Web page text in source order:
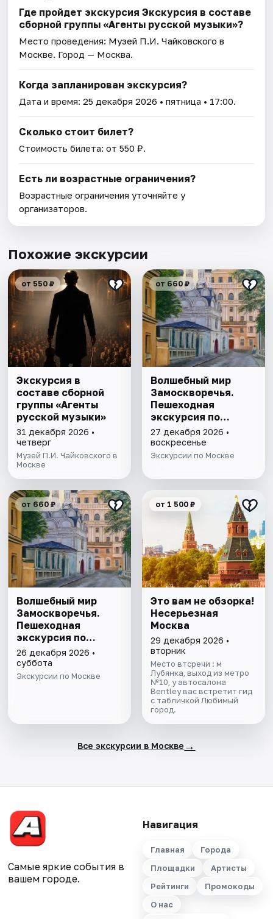
Где пройдет экскурсия Экскурсия в составе
сборной группы «Агенты русской музыки»?
Место проведения: Музей П.И. Чайковского в
Москве. Город — Москва.
Когда запланирован экскурсия?
Дата и время:25 декабря 2026 • пятница • 17:00.
Сколько стоит билет?
Стоимость билета: от 550 ₽.
Есть ли возрастные ограничения?
Возрастные ограничения уточняйте у
организаторов.
Похожие экскурсии
от 550 ₽
Экскурсия в
составе сборной
группы «Агенты
русской музыки»
31 декабря 2026 •
четверг
Музей П.И. Чайковского в
Москве
от 660 ₽
Волшебный мир
Замоскворечья.
Пешеходная
экскурсия по
Москве
27 декабря 2026 •
воскресенье
Экскурсии по Москве
от 660 ₽
Волшебный мир
Замоскворечья.
Пешеходная
экскурсия по
Москве
26 декабря 2026 •
суббота
Экскурсии по Москве
от 1 500 ₽
Это вам не обзорка!
Несерьезная
Москва
29 декабря 2026 •
вторник
Место втсречи : м
Лубянка, выход из метро
№10, у автосалона
Bentley вас встретит гид
с табличкой Любимый
город.
Все экскурсии в Москве →
Самые яркие события в
вашем городе.
Навигация
Главная
Города
Площадки
Артисты
Рейтинги
Промокоды
О нас